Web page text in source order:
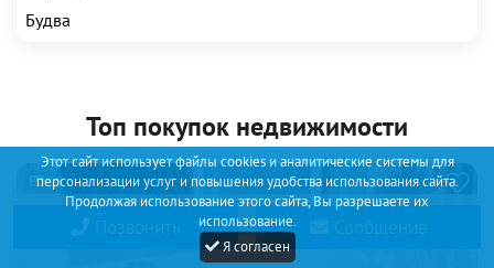
Этот сайт использует файлы cookies и аналитические системы для
персонализации услуг и повышения удобства использования сайта.
Продолжая использование этого сайта, Вы разрешаете их
использование.
Я согласен
Будва
Топ покупок недвижимости
19
Позвонить Сообщение